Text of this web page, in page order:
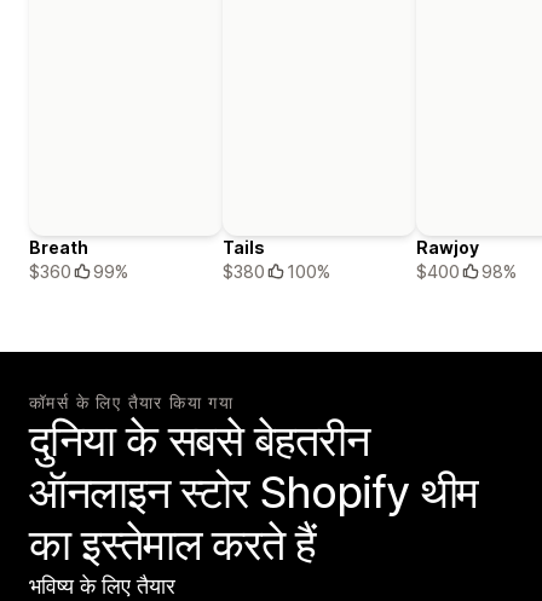
Breath
$360
99%
Tails
$380
100%
Rawjoy
$400
98%
कॉमर्स के लिए तैयार किया गया
दुनिया के सबसे बेहतरीन
ऑनलाइन स्टोर Shopify थीम
का इस्तेमाल करते हैं
भविष्य के लिए तैयार